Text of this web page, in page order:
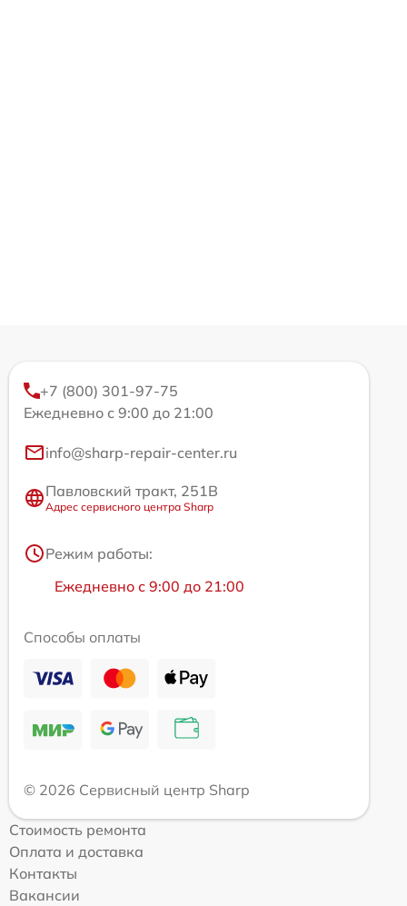
+7 (800) 301-97-75
Ежедневно с 9:00 до 21:00
info@sharp-repair-center.ru
Павловский тракт, 251В
Адрес сервисного центра Sharp
Режим работы:
Ежедневно с 9:00 до 21:00
Способы оплаты
© 2026 Сервисный центр Sharp
Стоимость ремонта
Оплата и доставка
Контакты
Вакансии